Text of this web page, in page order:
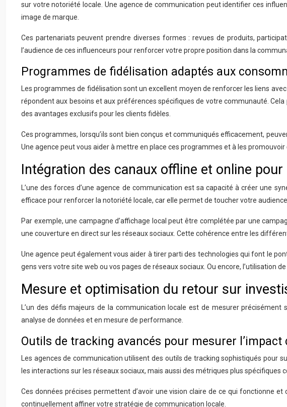
sur votre notoriété locale. Une agence de communication peut identifier ces
image de marque.
Ces partenariats peuvent prendre diverses formes : revues de produits,
l’audience de ces influenceurs pour renforcer votre propre position dans la
Programmes de fidélisation adaptés aux
Les programmes de fidélisation sont un excellent moyen de renforcer les liens
répondent aux besoins et aux préférences spécifiques de votre communauté.
des avantages exclusifs pour les clients fidèles.
Ces programmes, lorsqu’ils sont bien conçus et communiqués efficacement,
Une agence peut vous aider à mettre en place ces programmes et à les
Intégration des canaux offline et online
L’une des forces d’une agence de communication est sa capacité à créer une
efficace pour renforcer la notoriété locale, car elle permet de toucher votre
Par exemple, une campagne d’affichage local peut être complétée par une
une couverture en direct sur les réseaux sociaux. Cette cohérence entre les
Une agence peut également vous aider à tirer parti des technologies qui font le
gens vers votre site web ou vos pages de réseaux sociaux. Ou encore, l’utilisation
Mesure et optimisation du retour sur
L’un des défis majeurs de la communication locale est de mesurer
analyse de données et en mesure de performance.
Outils de tracking avancés pour mesurer l’impact
Les agences de communication utilisent des outils de tracking sophistiqués pour
les interactions sur les réseaux sociaux, mais aussi des métriques plus
Ces données précises permettent d’avoir une vision claire de ce qui fonctionne
continuellement affiner votre stratégie de communication locale.